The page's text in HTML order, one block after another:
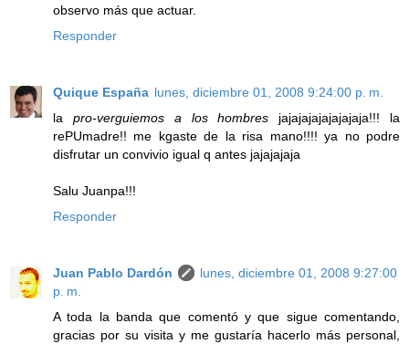
observo más que actuar.
Responder
Quique España lunes, diciembre 01, 2008 9:24:00 p. m.
la pro-verguiemos a los hombres jajajajajajajajaja!!! la
rePUmadre!! me kgaste de la risa mano!!!! ya no podre
disfrutar un convivio igual q antes jajajajaja
Salu Juanpa!!!
Responder
Juan Pablo Dardón
lunes, diciembre 01, 2008 9:27:00
p. m.
A toda la banda que comentó y que sigue comentando,
gracias por su visita y me gustaría hacerlo más personal,